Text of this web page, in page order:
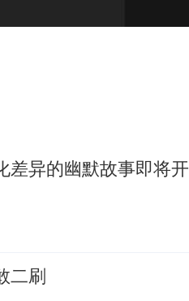
150元
负责人回应
中国
差异的幽默故事即将开
二刷